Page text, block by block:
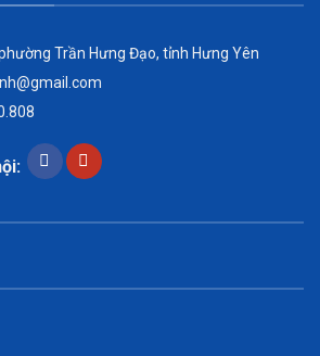
Trần Hưng Đạo, tỉnh Hưng Yên